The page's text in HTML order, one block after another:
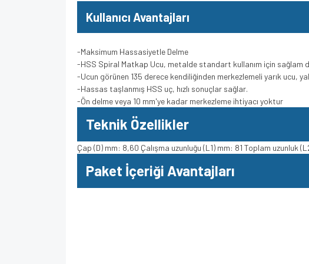
Kullanıcı Avantajları
-Maksimum Hassasiyetle Delme
-HSS Spiral Matkap Ucu, metalde standart kullanım için sağlam
-Ucun görünen 135 derece kendiliğinden merkezlemeli yarık ucu,
-Hassas taşlanmış HSS uç, hızlı sonuçlar sağlar.
-Ön delme veya 10 mm'ye kadar merkezleme ihtiyacı yoktur
Teknik Özellikler
Çap (D) mm: 8,60 Çalışma uzunluğu (L1) mm: 81 Toplam uzunluk
Paket İçeriği Avantajları